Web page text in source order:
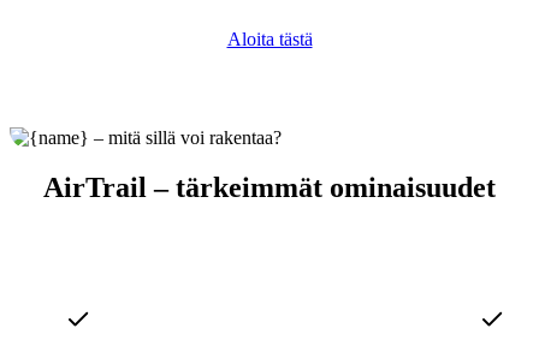
Aloita tästä
AirTrail – tärkeimmät ominaisuudet